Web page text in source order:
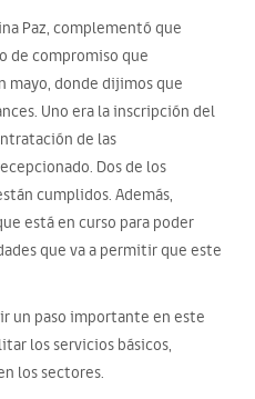
Paz, complementó que
de compromiso que
mayo, donde dijimos que
Uno era la inscripción del
de las
Dos de los
cumplidos. Además,
está en curso para poder
que va a permitir que este
un paso importante en este
los servicios básicos,
los sectores.